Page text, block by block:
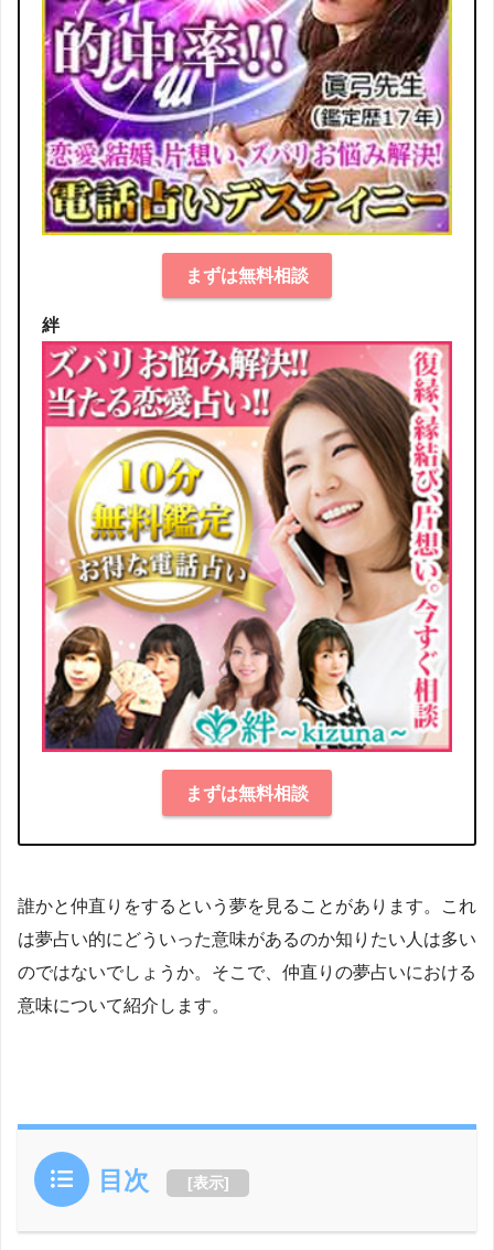
まずは無料相談
絆
まずは無料相談
誰かと仲直りをするという夢を見ることがあります。これ
は夢占い的にどういった意味があるのか知りたい人は多い
のではないでしょうか。そこで、仲直りの夢占いにおける
意味について紹介します。
目次 [表示]